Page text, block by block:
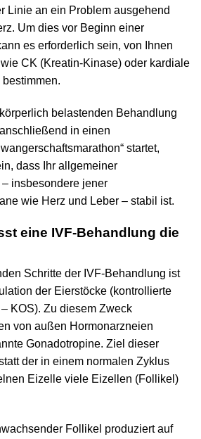
Linie an ein Problem ausgehend
Um dies vor Beginn einer
es erforderlich sein, von Ihnen
CK (Kreatin-Kinase) oder kardiale
bestimmen.
belastenden Behandlung
in einen
startet,
dass Ihr allgemeiner
insbesondere jener
wie Herz und Leber – stabil ist.
eine IVF-Behandlung die
Schritte der IVF-Behandlung ist
der Eierstöcke (kontrollierte
KOS). Zu diesem Zweck
von außen Hormonarzneien
Gonadotropine. Ziel dieser
der in einem normalen Zyklus
Eizelle viele Eizellen (Follikel)
Follikel produziert auf